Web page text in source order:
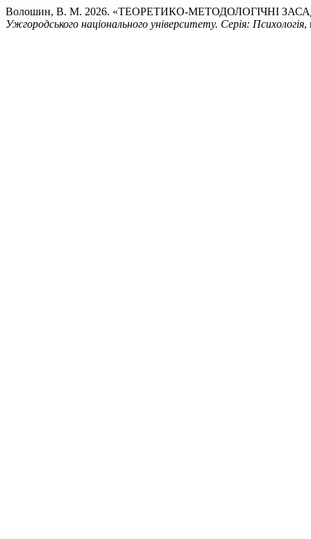
Волошин, В. М. 2026. «ТЕОРЕТИКО-МЕТОДОЛОГІЧНІ
Ужгородського національного університету. Серія: Психологія,